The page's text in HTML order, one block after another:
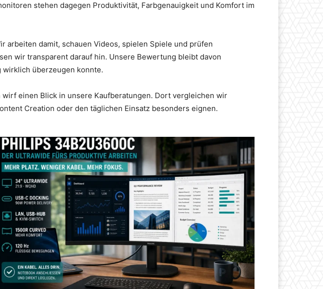
stehen dagegen Produktivität, Farbgenauigkeit und Komfort im
arbeiten damit, schauen Videos, spielen Spiele und prüfen
wir transparent darauf hin. Unsere Bewertung bleibt davon
wirklich überzeugen konnte.
einen Blick in unsere Kaufberatungen. Dort vergleichen wir
Creation oder den täglichen Einsatz besonders eignen.